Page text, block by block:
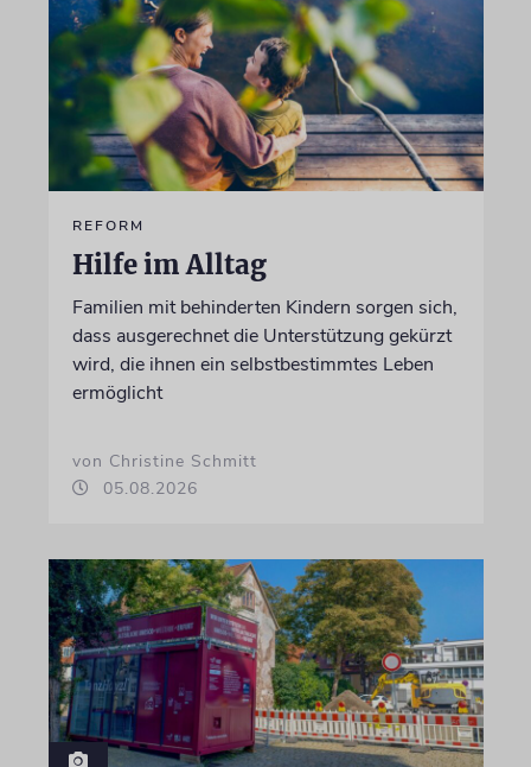
REFORM
Hilfe im Alltag
Familien mit behinderten Kindern sorgen sich,
dass ausgerechnet die Unterstützung gekürzt
wird, die ihnen ein selbstbestimmtes Leben
ermöglicht
von Christine Schmitt
05.08.2026